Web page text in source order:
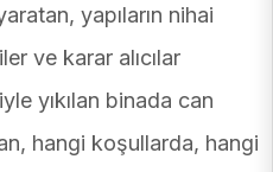
yapıların nihai
ve karar alıcılar
yıkılan binada can
hangi koşullarda, hangi